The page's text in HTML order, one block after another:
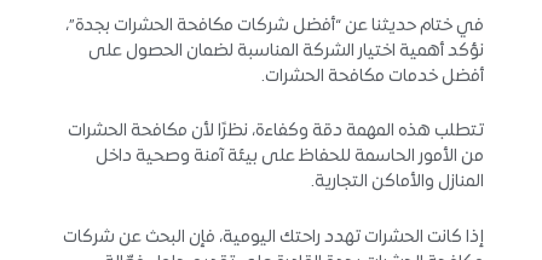
في ختام حديثنا عن “أفضل شركات مكافحة الحشرات بجدة”،
نؤكد أهمية اختيار الشركة المناسبة لضمان الحصول على
أفضل خدمات مكافحة الحشرات.
تتطلب هذه المهمة دقة وكفاءة، نظرًا لأن مكافحة الحشرات
من الأمور الحاسمة للحفاظ على بيئة آمنة وصحية داخل
المنازل والأماكن التجارية.
إذا كانت الحشرات تهدد راحتك اليومية، فإن البحث عن شركات